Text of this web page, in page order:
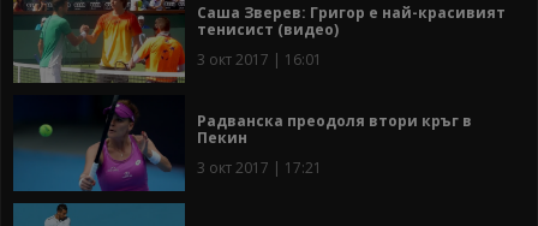
Саша Зверев: Григор е най-красивият
тенисист (видео)
3 окт 2017 | 16:01
Радванска преодоля втори кръг в
Пекин
3 окт 2017 | 17:21